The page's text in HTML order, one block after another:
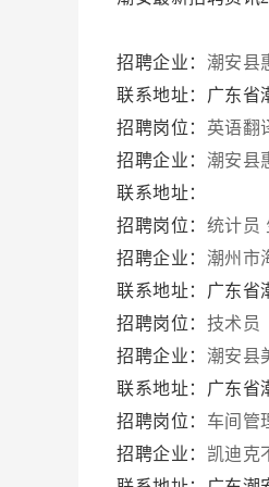
招聘企业： 潮安县
联系地址：广东省
招聘岗位： 英语翻
招聘企业： 潮安县
联系地址：
招聘岗位： 统计员
招聘企业： 潮州市
联系地址：广东省
招聘岗位： 技术员
招聘企业： 潮安县
联系地址：广东省
招聘岗位： 车间管
招聘企业： 凯迪克